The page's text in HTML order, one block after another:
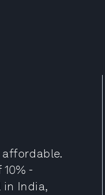
-
India,